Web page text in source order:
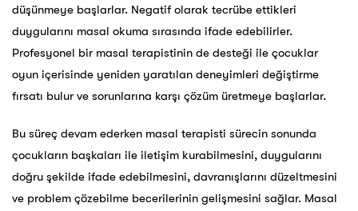
düşünmeye başlarlar. Negatif olarak tecrübe ettikleri
duygularını masal okuma sırasında ifade edebilirler.
Profesyonel bir masal terapistinin de desteği ile çocuklar
oyun içerisinde yeniden yaratılan deneyimleri değiştirme
fırsatı bulur ve sorunlarına karşı çözüm üretmeye başlarlar.
Bu süreç devam ederken masal terapisti sürecin sonunda
çocukların başkaları ile iletişim kurabilmesini, duygularını
doğru şekilde ifade edebilmesini, davranışlarını düzeltmesini
ve problem çözebilme becerilerinin gelişmesini sağlar. Masal